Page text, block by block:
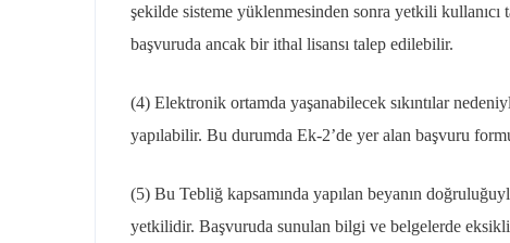
şekilde sisteme yüklenmesinden sonra yetkili kullanıcı
başvuruda ancak bir ithal lisansı talep edilebilir.
(4) Elektronik ortamda yaşanabilecek sıkıntılar
yapılabilir. Bu durumda Ek-2’de yer alan başvuru
(5) Bu Tebliğ kapsamında yapılan beyanın
yetkilidir. Başvuruda sunulan bilgi ve belgelerde